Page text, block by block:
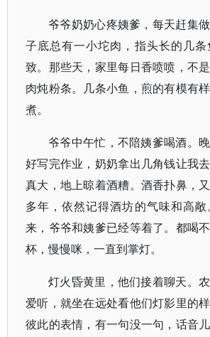
爷爷奶奶心疼姨爹，每天赶集
子底总有一小坨肉，指头长的几
致。那些天，家里每日香喷喷，不
肉炖粉条。几条小鱼，煎的有模有
煮。
爷爷中午忙，不陪姨爹喝酒。
好写完作业，奶奶拿出几角钱让我
真大，地上晾着酒糟。酒香扑鼻，
多年，依然记得酒坊的气味和高
来，爷爷和姨爹已经等着了。都喝
杯，慢慢咪，一直到掌灯。
灯火昏黄里，他们接着聊天。
爱听，就坐在远处看他们灯影里的
彼此的表情，有一句没一句，话音